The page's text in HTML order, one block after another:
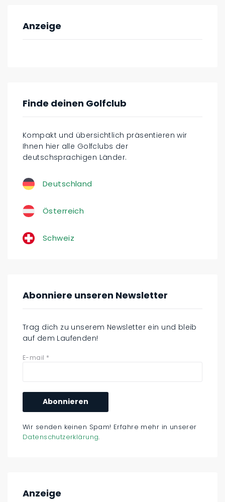
Anzeige
Finde deinen Golfclub
Kompakt und übersichtlich präsentieren wir
Ihnen hier alle Golfclubs der
deutschsprachigen Länder.
Deutschland
Österreich
Schweiz
Abonniere unseren Newsletter
Trag dich zu unserem Newsletter ein und bleib
auf dem Laufenden!
E-mail *
Wir senden keinen Spam! Erfahre mehr in unserer
Datenschutzerklärung.
Anzeige